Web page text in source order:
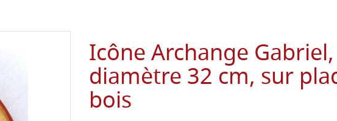
Icône Archange Gabriel,
diamètre 32 cm, sur
bois